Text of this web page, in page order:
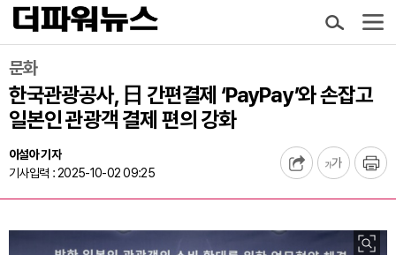
문화
한국관광공사, 日 간편결제 ‘PayPay’와 손잡고
일본인 관광객 결제 편의 강화
이설아 기자
기사입력 : 2025-10-02 09:25